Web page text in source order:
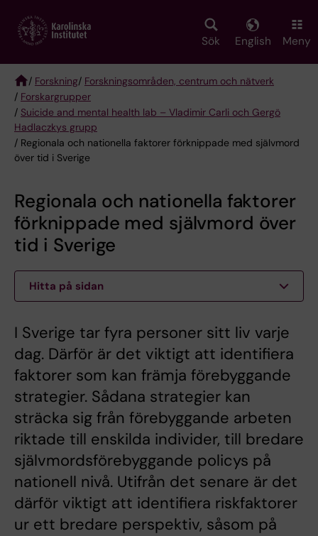
main
Sök English Meny
Breadcrumb
/ Forskning/ Forskningsområden, centrum och nätverk
/ Forskargrupper
/ Suicide and mental health lab – Vladimir Carli och Gergö
Hadlaczkys grupp
/ Regionala och nationella faktorer förknippade med självmord
över tid i Sverige
Regionala och nationella faktorer
förknippade med självmord över
tid i Sverige
Hitta på sidan
I Sverige tar fyra personer sitt liv varje
dag. Därför är det viktigt att identifiera
faktorer som kan främja förebyggande
strategier. Sådana strategier kan
sträcka sig från förebyggande arbeten
riktade till enskilda individer, till bredare
självmordsförebyggande policys på
nationell nivå. Utifrån det senare är det
därför viktigt att identifiera riskfaktorer
ur ett bredare perspektiv, såsom på